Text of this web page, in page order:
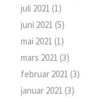
juli 2021 (1)
juni 2021 (5)
mai 2021 (1)
mars 2021 (3)
februar 2021 (3)
januar 2021 (3)